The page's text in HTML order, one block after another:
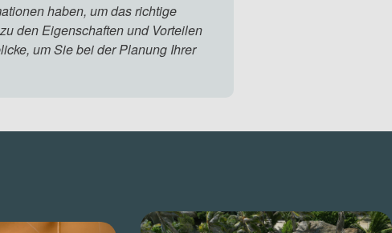
haben, um das richtige
den Eigenschaften und Vorteilen
um Sie bei der Planung Ihrer